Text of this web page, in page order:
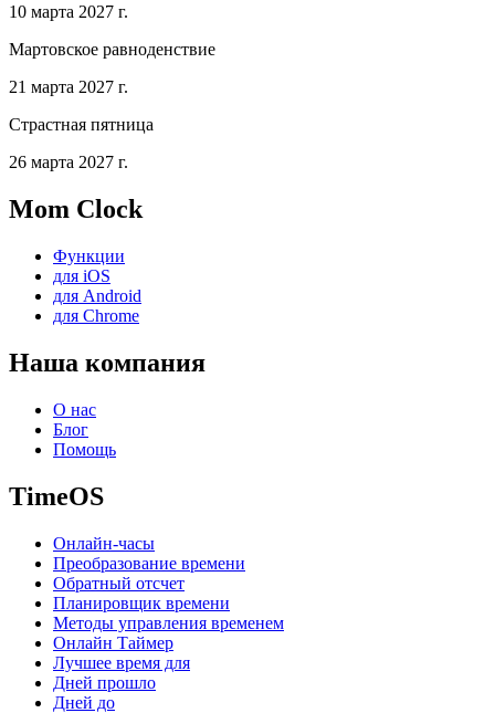
10 марта 2027 г.
Мартовское равноденствие
21 марта 2027 г.
Страстная пятница
26 марта 2027 г.
Mom Clock
Функции
для iOS
для Android
для Chrome
Наша компания
О нас
Блог
Помощь
TimeOS
Онлайн-часы
Преобразование времени
Обратный отсчет
Планировщик времени
Методы управления временем
Онлайн Таймер
Лучшее время для
Дней прошло
Дней до